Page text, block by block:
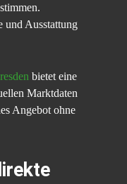
und Ausstattung
bietet eine
Marktdaten
Angebot ohne